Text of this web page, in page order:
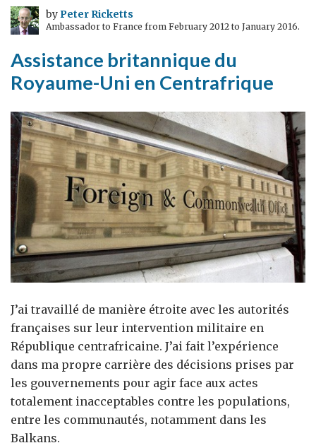
nos
sociétés
byPeter Ricketts
Ambassador to France from February 2012 to January 2016.
Assistance britannique du
Royaume-Uni en Centrafrique
J’ai travaillé de manière étroite avec les autorités
françaises sur leur intervention militaire en
République centrafricaine. J’ai fait l’expérience
dans ma propre carrière des décisions prises par
les gouvernements pour agir face aux actes
totalement inacceptables contre les populations,
entre les communautés, notamment dans les
Balkans.